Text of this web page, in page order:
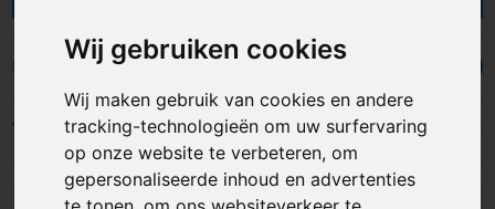
Wij gebruiken cookies
Wij maken gebruik van cookies en andere
tracking-technologieën om uw surfervaring
op onze website te verbeteren, om
gepersonaliseerde inhoud en advertenties
toegang tot een groot assortiment. Er is variatie
in prijsklasse, materiaal, design, kleur en
functionaliteit. Bij ons maak je dan ook
gegarandeerd de beste keuze voor de perfecte
pennen met logo.
BIC pennen
Filters